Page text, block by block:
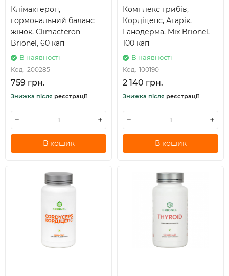
Клімактерон,
гормональний баланс
жінок, Climacteron
Brionel, 60 кап
В наявності
Код: 200285
759 грн.
Знижка після реєстрації
В кошик
Комплекс грибів,
Кордіцепс, Агарік,
Ганодерма. Mix Brionel,
100 кап
В наявності
Код: 100190
2 140 грн.
Знижка після реєстрації
В кошик